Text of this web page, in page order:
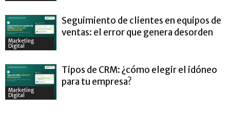
Marketing
Digital
Seguimiento de clientes en equipos de
ventas: el error que genera desorden
Marketing
Digital
Tipos de CRM: ¿cómo elegir el idóneo
para tu empresa?